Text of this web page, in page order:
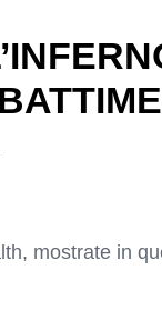
mostrate in